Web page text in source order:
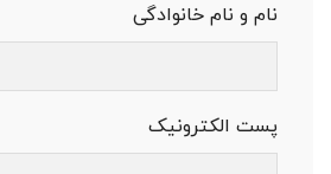
نام و نام خانوادگی
پست الکترونیک